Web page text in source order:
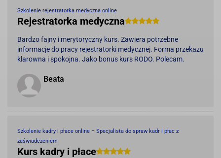
Szkolenie rejestratorka medyczna online
Rejestratorka medyczna
Bardzo fajny i merytoryczny kurs. Zawiera potrzebne
informacje do pracy rejestratorki medycznej. Forma przekazu
klarowna i spokojna. Jako bonus kurs RODO. Polecam.
Beata
Szkolenie kadry i płace online – Specjalista do spraw kadr i płac z
zaświadczeniem
Kurs kadry i płace